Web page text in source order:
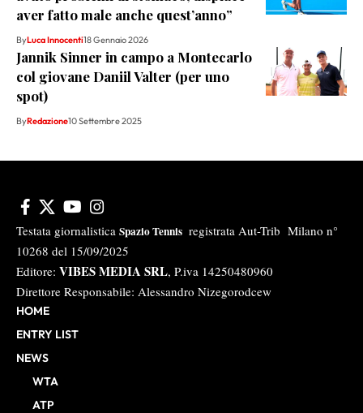
aver fatto male anche quest’anno”
ByLuca Innocenti18 Gennaio 2026
Jannik Sinner in campo a Montecarlo
col giovane Daniil Valter (per uno
spot)
ByRedazione10 Settembre 2025
Testata giornalistica Spazio Tennis registrata Aut-Trib Milano n°
10268 del 15/09/2025
Editore: VIBES MEDIA SRL, P.iva 14250480960
Direttore Responsabile: Alessandro Nizegorodcew
HOME
ENTRY LIST
NEWS
WTA
ATP